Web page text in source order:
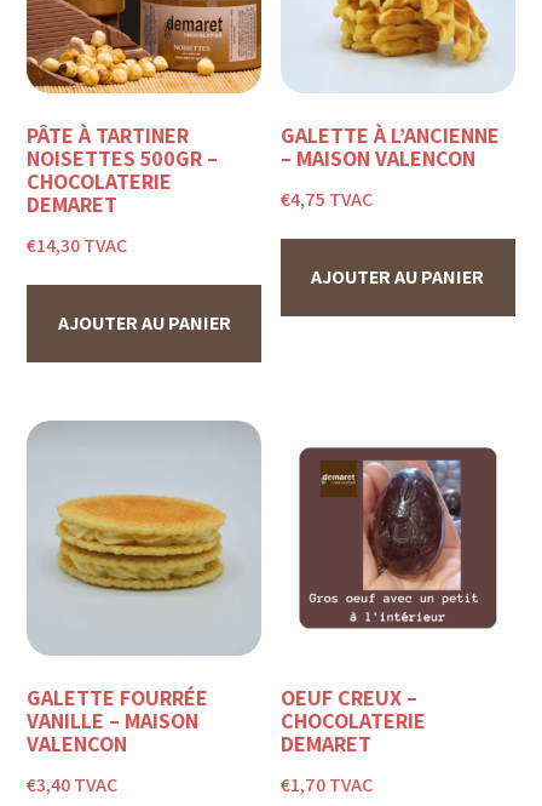
PÂTE À TARTINER
NOISETTES 500GR –
CHOCOLATERIE
DEMARET
€14,30TVAC
AJOUTER AU PANIER
GALETTE À L’ANCIENNE
– MAISON VALENÇON
€4,75 TVAC
AJOUTER AU PANIER
GALETTE FOURRÉE
VANILLE – MAISON
VALENÇON
€3,40TVAC
OEUF CREUX –
CHOCOLATERIE
DEMARET
€1,70TVAC